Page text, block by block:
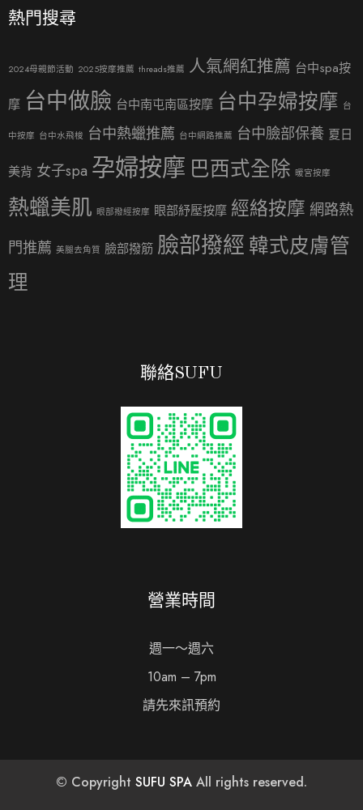
熱門搜尋
2024母親節活動 2025按摩推薦 threads推薦 人氣網紅推薦 台中spa按
摩 台中做臉 台中南屯南區按摩 台中孕婦按摩 台
中按摩 台中水飛梭 台中熱蠟推薦 台中網路推薦 台中臉部保養 夏日
美背 女子spa 孕婦按摩 巴西式全除 暖宮按摩
熱蠟美肌 眼部撥經按摩 眼部紓壓按摩 經絡按摩 網路熱
門推薦 美腿去角質 臉部撥筋 臉部撥經 韓式皮膚管
理
聯絡SUFU
營業時間
週一～週六
10am – 7pm
請先來訊預約
© Copyright SUFU SPA All rights reserved.